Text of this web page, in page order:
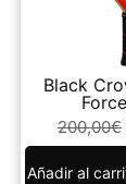
Black
200,00€
Añadir al